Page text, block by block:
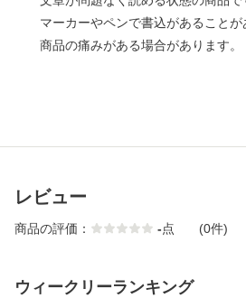
マーカーやペンで書込があることが
商品の痛みがある場合があります。
レビュー
商品の評価： -点 (0件)
ウィークリーランキング